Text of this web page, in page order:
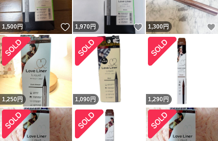
1,500円 いいね！
1,970円 いいね！
1,300円
1,250 円 1,090 円 1,290 円